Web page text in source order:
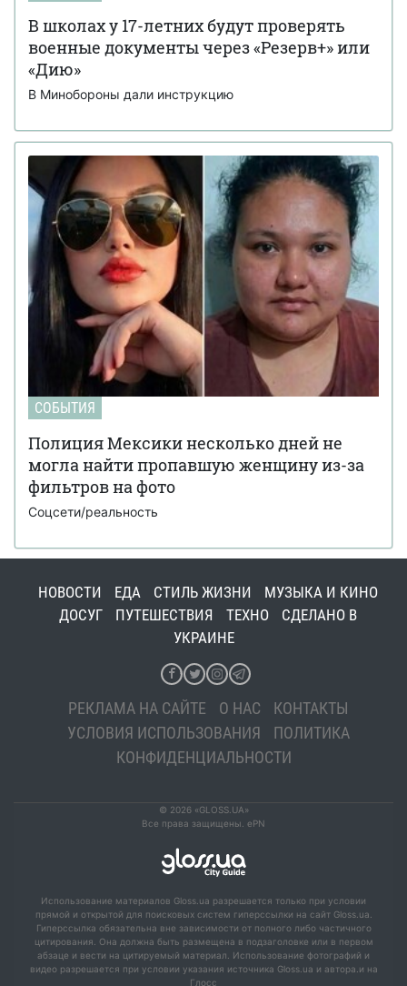
В школах у 17-летних будут проверять
военные документы через «Резерв+» или
«Дию»
В Минобороны дали инструкцию
СОБЫТИЯ
Полиция Мексики несколько дней не
могла найти пропавшую женщину из-за
фильтров на фото
Соцсети/реальность
НОВОСТИ ЕДА СТИЛЬ ЖИЗНИ
МУЗЫКА И КИНО
ДОСУГ
ПУТЕШЕСТВИЯ ТЕХНО
СДЕЛАНО В
УКРАИНЕ
РЕКЛАМА НА САЙТЕ О НАС
КОНТАКТЫ
УСЛОВИЯ ИСПОЛЬЗОВАНИЯ
ПОЛИТИКА
КОНФИДЕНЦИАЛЬНОСТИ
© 2026 «GLOSS.UA»
Все права защищены. ePN
Использование материалов Gloss.ua разрешается только при условии
прямой и открытой для поисковых систем гиперссылки на сайт Gloss.ua.
Гиперссылка обязательна вне зависимости от полного либо частичного
цитирования. Она должна быть размещена в подзаголовке или в первом
абзаце и вести на цитируемый материал. Использование фотографий и
видео разрешается при условии указания источника Gloss.ua и автора.и на
Глосс